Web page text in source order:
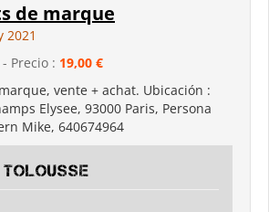
de marque
2021
- Precio : 19,00 €
vente + achat. Ubicación :
Elysee, 93000 Paris, Persona
Mike, 640674964
Tolousse